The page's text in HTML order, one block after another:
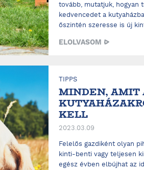
tovább, mutatjuk, hogyan
kedvencedet a
őszintén szeresse is új
ELOLVASOM
TIPPS
MINDEN, AMIT
KELL
2023.03.09
Felelős gazdiként olyan
kinti-benti vagy teljesen
egész évben elbújhat az